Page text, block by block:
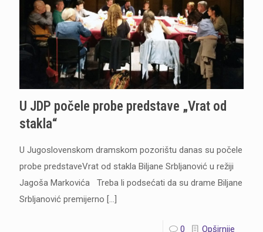
U JDP počele probe predstave „Vrat od
stakla“
U Jugoslovenskom dramskom pozorištu danas su počele
probe predstaveVrat od stakla Biljane Srbljanović u režiji
Jagoša Markovića Treba li podsećati da su drame Biljane
Srbljanović premijerno […]
0 Opširnije